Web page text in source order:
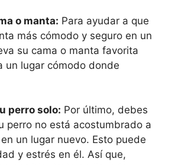
o manta: Para ayudar a que
más cómodo y seguro en un
su cama o manta favorita
un lugar cómodo donde
perro solo: Por último, debes
perro no está acostumbrado a
un lugar nuevo. Esto puede
y estrés en él. Así que,